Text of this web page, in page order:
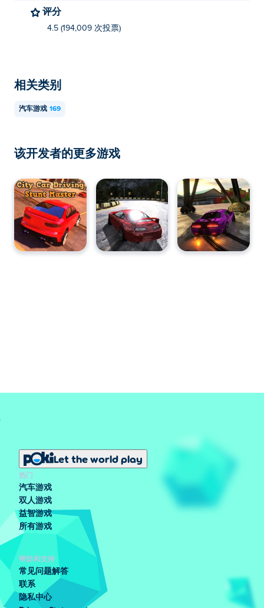
评分
4.5 (194,009 次投票)
相关类别
汽车游戏 169
该开发者的更多游戏
Let the world play
热门
汽车游戏
双人游戏
益智游戏
所有游戏
帮助和支持
常见问题解答
联系
隐私中心